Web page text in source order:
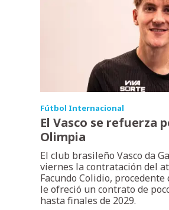
Fútbol Internacional
El Vasco se refuerza
Olimpia
El club brasileño Vasco da
viernes la contratación del
Facundo Colidio,
le ofreció un contrato de
hasta finales de 2029.